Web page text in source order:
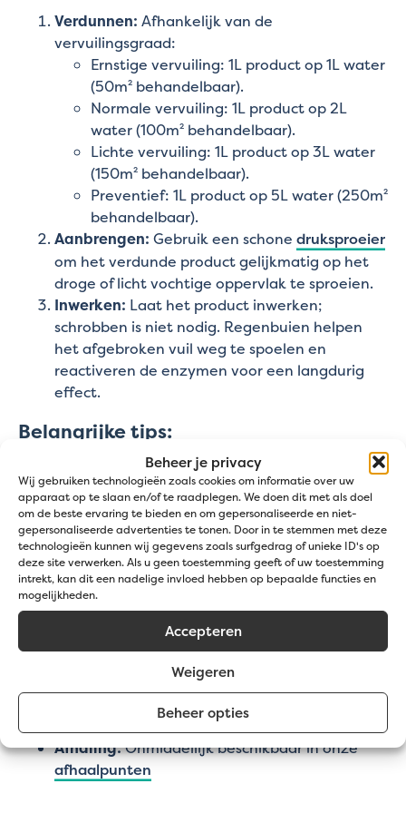
Beheer je privacy
Wij gebruiken technologieën zoals cookies om informatie over uw
apparaat op te slaan en/of te raadplegen. We doen dit met als doel
om de beste ervaring te bieden en om gepersonaliseerde en niet-
gepersonaliseerde advertenties te tonen. Door in te stemmen met deze
technologieën kunnen wij gegevens zoals surfgedrag of unieke ID's op
deze site verwerken. Als u geen toestemming geeft of uw toestemming
intrekt, kan dit een nadelige invloed hebben op bepaalde functies en
mogelijkheden.
Accepteren
Weigeren
Beheer opties
Verdunnen: Afhankelijk van de
vervuilingsgraad:
Ernstige vervuiling: 1L product op 1L water
(50m² behandelbaar).
Normale vervuiling: 1L product op 2L
water (100m² behandelbaar).
Lichte vervuiling: 1L product op 3L water
(150m² behandelbaar).
Preventief: 1L product op 5L water (250m²
behandelbaar).
Aanbrengen: Gebruik een schone druksproeier
om het verdunde product gelijkmatig op het
droge of licht vochtige oppervlak te sproeien.
Inwerken: Laat het product inwerken;
schrobben is niet nodig. Regenbuien helpen
het afgebroken vuil weg te spoelen en
reactiveren de enzymen voor een langdurig
effect.
Belangrijke tips:
Gebruik een nieuwe of grondig gereinigde
druksproeier om de effectiviteit van de
enzymen te waarborgen.
Vermijd toepassing bij temperaturen onder
8°C of als er binnen 24 uur regen wordt
verwacht.
Gratis levering of afhaling:
inclusief btw en transport
Gratis levering binnen België
Afhaling:Onmiddellijk beschikbaar in onze
afhaalpunten